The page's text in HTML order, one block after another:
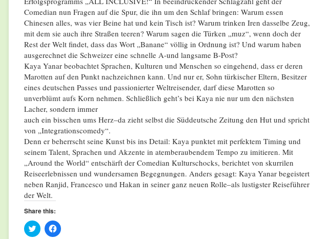
Comedian nun Fragen auf die Spur, die ihn um den Schlaf bringen: Warum essen
Chinesen alles, was vier Beine hat und kein Tisch ist? Warum trinken Iren dasselbe Zeug,
mit dem sie auch ihre Straßen teeren? Warum sagen die Türken „muz“, wenn doch der
Rest der Welt findet, dass das Wort „Banane“ völlig in Ordnung ist? Und warum haben
ausgerechnet die Schweizer eine schnelle A-und langsame B-Post?
Kaya Yanar beobachtet Sprachen, Kulturen und Menschen so eingehend, dass er deren
Marotten auf den Punkt nachzeichnen kann. Und nur er, Sohn türkischer Eltern, Besitzer
eines deutschen Passes und passionierter Weltreisender, darf diese Marotten so
unverblümt aufs Korn nehmen. Schließlich geht’s bei Kaya nie nur um den nächsten
Lacher, sondern immer
auch ein bisschen ums Herz–da zieht selbst die Süddeutsche Zeitung den Hut und spricht
von „Integrationscomedy“.
Denn er beherrscht seine Kunst bis ins Detail: Kaya punktet mit perfektem Timing und
seinem Talent, Sprachen und Akzente in atemberaubendem Tempo zu imitieren. Mit
„Around the World“ entschärft der Comedian Kulturschocks, berichtet von skurrilen
Reiseerlebnissen und wundersamen Begegnungen. Anders gesagt: Kaya Yanar begeistert
neben Ranjid, Francesco und Hakan in seiner ganz neuen Rolle–als lustigster Reiseführer
der Welt.
Share this:
Click
to
Click
to